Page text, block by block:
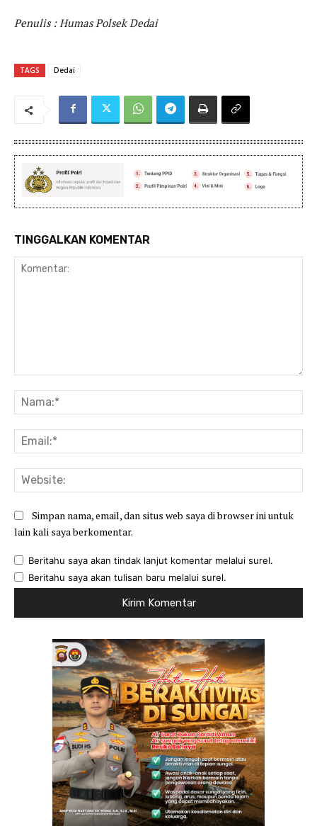
Penulis : Humas Polsek Dedai
TAGS Dedai
TINGGALKAN KOMENTAR
Simpan nama, email, dan situs web saya di browser ini untuk
lain kali saya berkomentar.
Beritahu saya akan tindak lanjut komentar melalui surel.
Beritahu saya akan tulisan baru melalui surel.